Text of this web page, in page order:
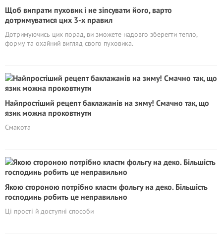
Щоб випрати пуховик і не зіпсувати його, варто
дотримуватися цих 3-х правил
Дотримуючись цих порад, ви зможете надовго зберегти тепло,
форму та охайний вигляд свого пуховика.
Найпростіший рецепт баклажанів на зиму! Смачно так, що
язик можна проковтнути
Смакота
Якою стороною потрібно класти фольгу на деко. Більшість
господинь робить це неправильно
Ці прості й доступні способи